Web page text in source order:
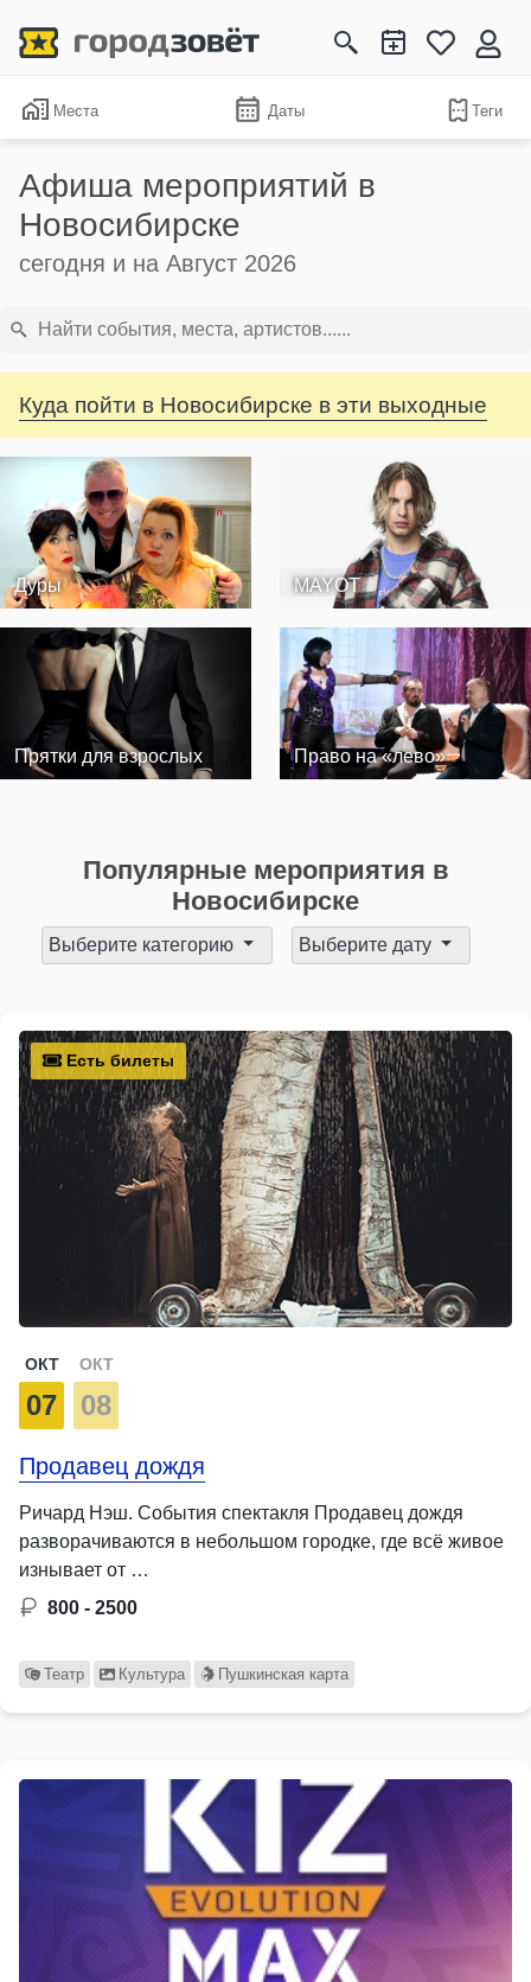
Места Даты Теги
Афиша мероприятий в
Новосибирске
сегодня и на Август 2026
Куда пойти в Новосибирске в эти выходные
Дуры MAYOT
Прятки для взрослых Право на «лево»
Популярные мероприятия в
Новосибирске
Выберите категорию Выберите дату
Есть билеты
ОКТ
07
ОКТ
08
Продавец дождя
Ричард Нэш. События спектакля Продавец дождя
разворачиваются в небольшом городке, где всё живое
изнывает от …
800 - 2500
Театр Культура Пушкинская карта